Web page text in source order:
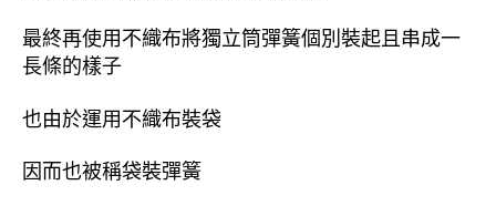
最終再使用不織布將獨立筒彈簧個別裝起且串成一
長條的樣子
也由於運用不織布裝袋
因而也被稱袋裝彈簧